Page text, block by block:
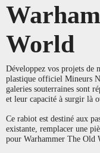
World
Développez vos projets de
plastique officiel Mineurs
galeries souterraines sont
et leur capacité à surgir là
Ce rabiot est destiné aux
existante, remplacer une
pour Warhammer The Old